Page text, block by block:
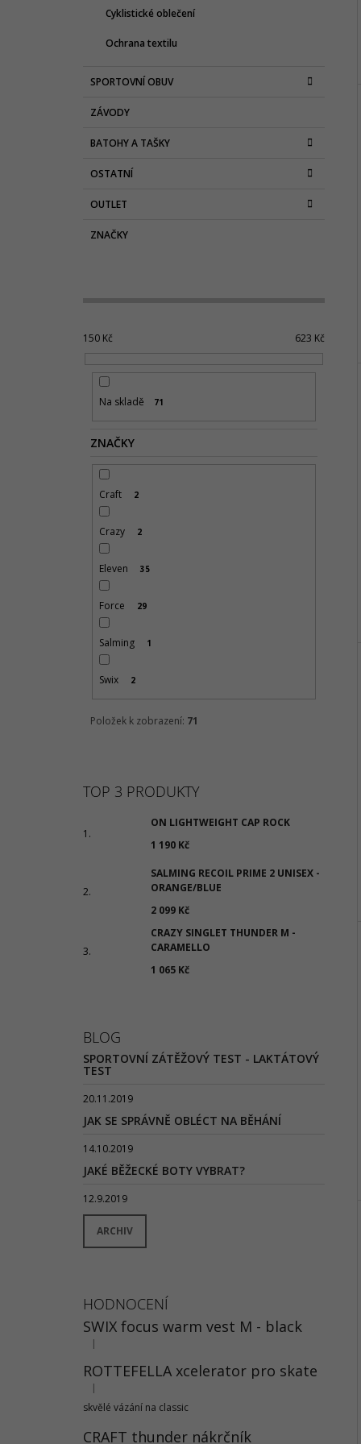
Cyklistické oblečení
Ochrana textilu
SPORTOVNÍ OBUV
ZÁVODY
BATOHY A TAŠKY
OSTATNÍ
OUTLET
ZNAČKY
150 Kč 623 Kč
Na skladě 71
ZNAČKY
Craft 2
Crazy 2
Eleven 35
Force 29
Salming 1
Swix 2
Položek k zobrazení: 71
TOP 3 PRODUKTY
ON LIGHTWEIGHT CAP ROCK
1 190 Kč
SALMING RECOIL PRIME 2 UNISEX -
ORANGE/BLUE
2 099 Kč
CRAZY SINGLET THUNDER M -
CARAMELLO
1 065 Kč
BLOG
SPORTOVNÍ ZÁTĚŽOVÝ TEST - LAKTÁTOVÝ
TEST
20.11.2019
JAK SE SPRÁVNĚ OBLÉCT NA BĚHÁNÍ
14.10.2019
JAKÉ BĚŽECKÉ BOTY VYBRAT?
12.9.2019
ARCHIV
HODNOCENÍ
SWIX focus warm vest M - black
Hodnocení produktu je 5 z 5 hvězdiček.
|
ROTTEFELLA xcelerator pro skate
Hodnocení produktu je 5 z 5 hvězdiček.
|
skvělé vázání na classic
CRAFT thunder nákrčník